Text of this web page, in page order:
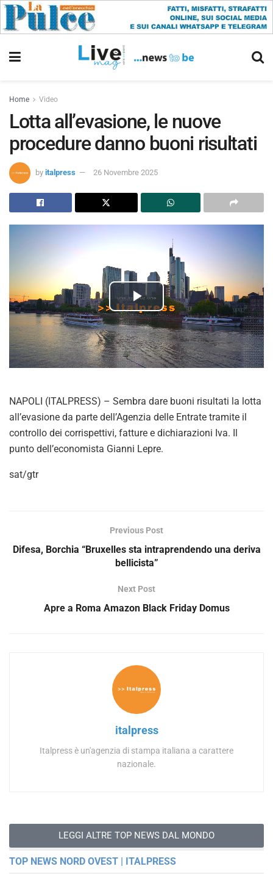
Home Video
Lotta all’evasione, le nuove
procedure danno buoni risultati
by italpress 26 Novembre 2025
P
l
a
V
i
o
NAPOLI (ITALPRESS) – Sembra dare buoni risultati la lotta
all’evasione da parte dell’Agenzia delle Entrate tramite il
controllo dei corrispettivi, fatture e dichiarazioni Iva. Il
punto dell’economista Gianni Lepre.
sat/gtr
Previous Post
Difesa, Borchia “Bruxelles sta intraprendendo una deriva
bellicista”
Next Post
Apre a Roma Amazon Black Friday Domus
italpress
Italpress è un'agenzia di stampa italiana a carattere
nazionale.
LEGGI ALTRE TOP NEWS DAL MONDO
TOP NEWS NORD OVEST | ITALPRESS